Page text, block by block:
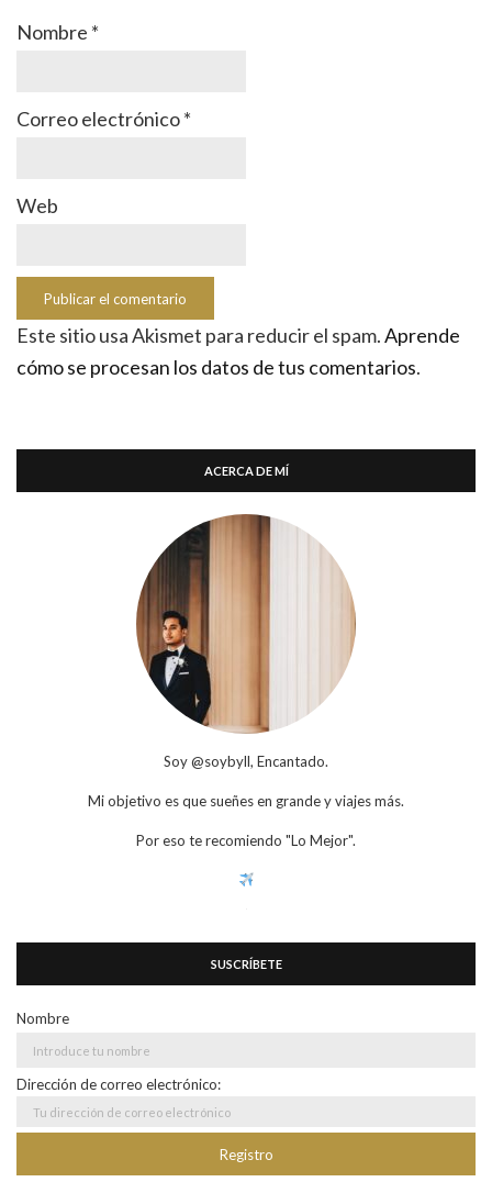
Nombre *
Correo electrónico*
Web
Este sitio usa Akismet para reducir el spam.Aprende
cómo se procesan los datos de tus comentarios.
ACERCA DE MÍ
Soy @soybyll, Encantado.
Mi objetivo es que sueñes en grande y viajes más.
Por eso te recomiendo "Lo Mejor".
SUSCRÍBETE
Nombre
Dirección de correo electrónico: